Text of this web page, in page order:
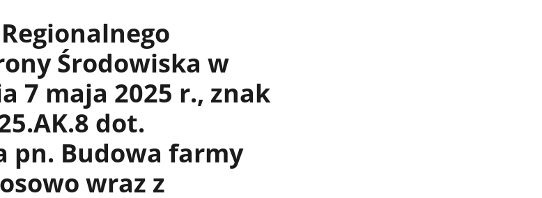
Środowiska w
7 maja 2025 r., znak
dot.
pn. Budowa farmy
wraz z